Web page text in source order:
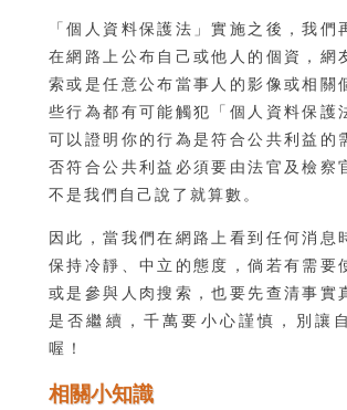
「個人資料保護法」實施之後，我們
在網路上公布自己或他人的個資，網
索或是任意公布當事人的影像或相關
些行為都有可能觸犯「個人資料保護
可以證明你的行為是符合公共利益的
否符合公共利益必須要由法官及檢察
不是我們自己說了就算數。
因此，當我們在網路上看到任何消息
保持冷靜、中立的態度，倘若有需要
或是參與人肉搜索，也要先查清事實
是否繼續，千萬要小心謹慎，別讓
喔！
相關小知識